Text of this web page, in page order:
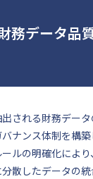
務データ品
される財務デー
ナンス体制を構
ルの明確化によ
散したデータの統